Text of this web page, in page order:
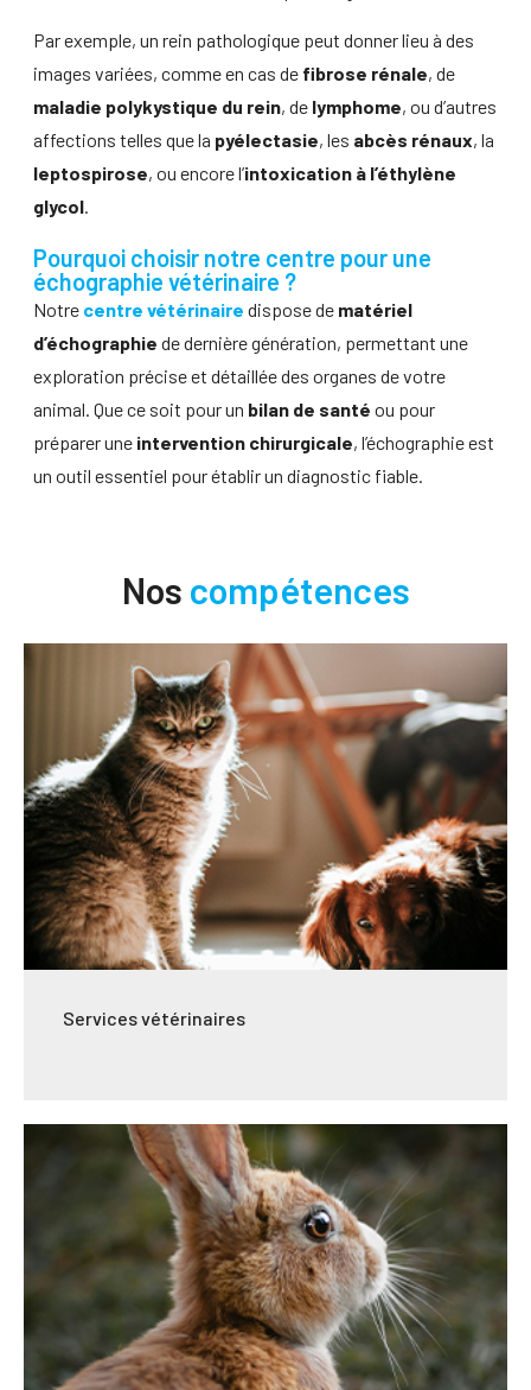
Par exemple, un rein pathologique peut donner lieu à des
images variées, comme en cas de fibrose rénale, de
maladie polykystique du rein, de lymphome, ou d’autres
affections telles que la pyélectasie, les abcès rénaux, la
leptospirose, ou encore l’intoxication à l’éthylène
glycol.
Pourquoi choisir notre centre pour une
échographie vétérinaire ?
Notre centre vétérinaire dispose de matériel
d’échographie de dernière génération, permettant une
exploration précise et détaillée des organes de votre
animal. Que ce soit pour un bilan de santé ou pour
préparer une intervention chirurgicale, l’échographie est
un outil essentiel pour établir un diagnostic fiable.
Nos compétences
Services vétérinaires